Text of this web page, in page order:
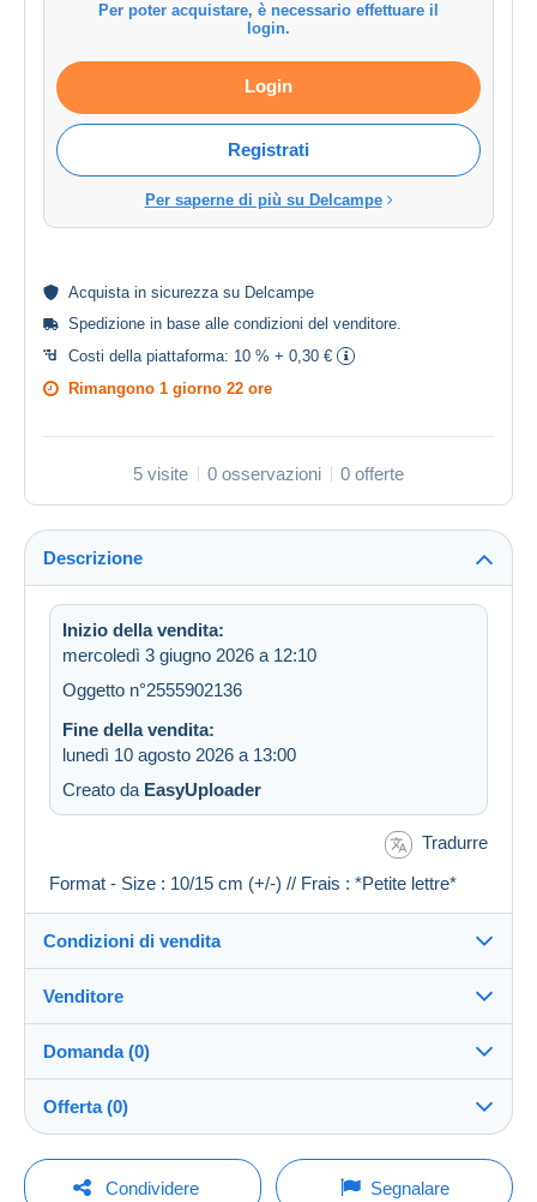
Per poter acquistare, è necessario effettuare il
login.
Login
Registrati
Per saperne di più su Delcampe
Acquista in sicurezzasu Delcampe
Spedizione in base alle condizioni del venditore.
Costi della piattaforma: 10 % + 0,30 €
Rimangono 1 giorno 22 ore
5 visite 0 osservazioni 0 offerte
Descrizione
Inizio della vendita:
mercoledì 3 giugno 2026 a 12:10
Oggetto n°2555902136
Fine della vendita:
lunedì 10 agosto 2026 a 13:00
Creato da EasyUploader
Tradurre
Format - Size : 10/15 cm (+/-) // Frais : *Petite lettre*
Condizioni di vendita
Destinazione:
Vedi l'elenco dei paesi
Invio:
Invio dopo il pagamento
A carico dell'acquirente
Venditore
jackies62100%(46955x)
Negozio
Domanda (0)
Per inviare una domanda devi aprire una
Offerta (0)
La vendita sarà prolungata di un minuto se l'offerta
viene fatta meno di un minuto prima della scadenza.
Condividere Segnalare